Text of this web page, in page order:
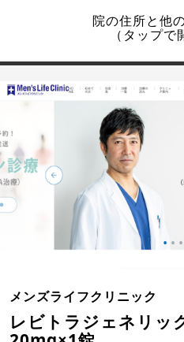
院の住所と他
（タップで
メンズライフクリニック
レビトラジェネリッ